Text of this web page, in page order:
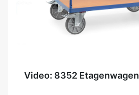
Video: 8352 Etagenwagen